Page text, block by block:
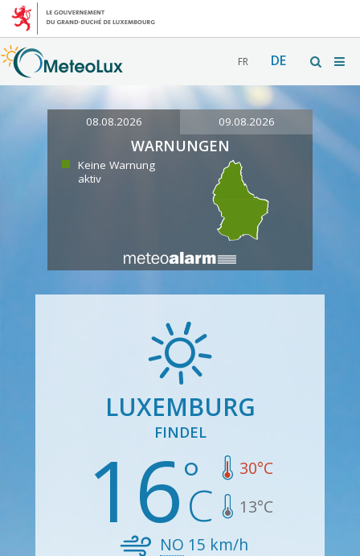
FR DE
08.08.2026 09.08.2026
WARNUNGEN
Keine Warnung
aktiv
LUXEMBURG
FINDEL
16 30°C
13°C
NO 15 km/h